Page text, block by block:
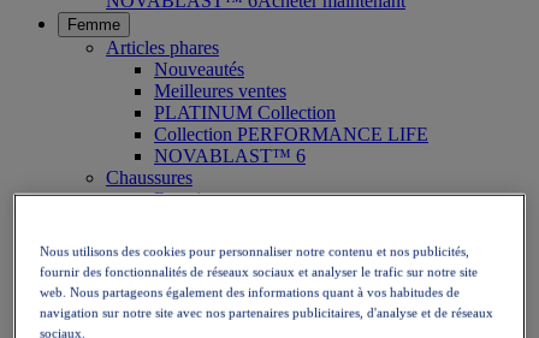
Femme
Articles phares
Nouveautés
Meilleures ventes
PLATINUM Collection
Collection PERFORMANCE LIFE
NOVABLAST™ 6
Chaussures
Running
Tennis
Volley
Handball
Padel
Nous utilisons des cookies pour personnaliser notre contenu et nos publicités,
fournir des fonctionnalités de réseaux sociaux et analyser le trafic sur notre site
web. Nous partageons également des informations quant à vos habitudes de
navigation sur notre site avec nos partenaires publicitaires, d'analyse et de réseaux
sociaux.